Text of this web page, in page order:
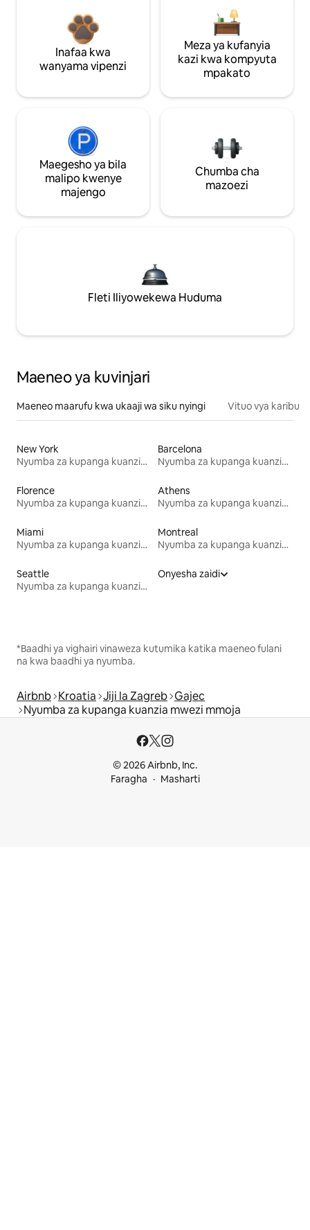
Inafaa kwa
wanyama vipenzi
Meza ya kufanyia
kazi kwa kompyuta
mpakato
Maegesho ya bila
malipo kwenye
majengo
Chumba cha
mazoezi
Fleti Iliyowekewa Huduma
Maeneo ya kuvinjari
Maeneo maarufu kwa ukaaji wa siku nyingi Vituo vya karibu
New York
Nyumba za kupanga kuanzia mwezi mmoja
Barcelona
Nyumba za kupanga kuanzia mwezi mmoja
Florence
Nyumba za kupanga kuanzia mwezi mmoja
Athens
Nyumba za kupanga kuanzia mwezi mmoja
Miami
Nyumba za kupanga kuanzia mwezi mmoja
Montreal
Nyumba za kupanga kuanzia mwezi mmoja
Seattle
Nyumba za kupanga kuanzia mwezi mmoja
Onyesha zaidi
*Baadhi ya vighairi vinaweza kutumika katika maeneo fulani
na kwa baadhi ya nyumba.
Airbnb Kroatia Jiji la Zagreb Gajec
Nyumba za kupanga kuanzia mwezi mmoja
© 2026 Airbnb, Inc.
Faragha
Masharti